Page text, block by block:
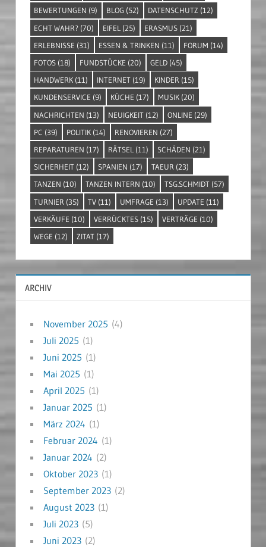
BEWERTUNGEN (9) BLOG (52) DATENSCHUTZ (12)
ECHT WAHR? (70) EIFEL (25) ERASMUS (21)
ERLEBNISSE (31) ESSEN & TRINKEN (11) FORUM (14)
FOTOS (18) FUNDSTÜCKE (20) GELD (45)
HANDWERK (11) INTERNET (19) KINDER (15)
KUNDENSERVICE (9) KÜCHE (17) MUSIK (20)
NACHRICHTEN (13) NEUIGKEIT (12) ONLINE (29)
PC (39) POLITIK (14) RENOVIEREN (27)
REPARATUREN (17) RÄTSEL (11) SCHÄDEN (21)
SICHERHEIT (12) SPANIEN (17) TAEUR (23)
TANZEN (10) TANZEN INTERN (10) TSG.SCHMIDT (57)
TURNIER (35) TV (11) UMFRAGE (13) UPDATE (11)
VERKÄUFE (10) VERRÜCKTES (15) VERTRÄGE (10)
WEGE (12) ZITAT (17)
ARCHIV
November 2025 (4)
Juli 2025 (1)
Juni 2025 (1)
Mai 2025 (1)
April 2025 (1)
Januar 2025 (1)
März 2024 (1)
Februar 2024 (1)
Januar 2024 (2)
Oktober 2023(1)
September 2023(2)
August 2023(1)
Juli 2023(5)
Juni 2023(2)